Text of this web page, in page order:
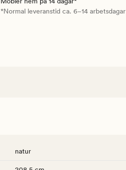
*Normal leveranstid ca. 6–14 arbetsdagar
natur